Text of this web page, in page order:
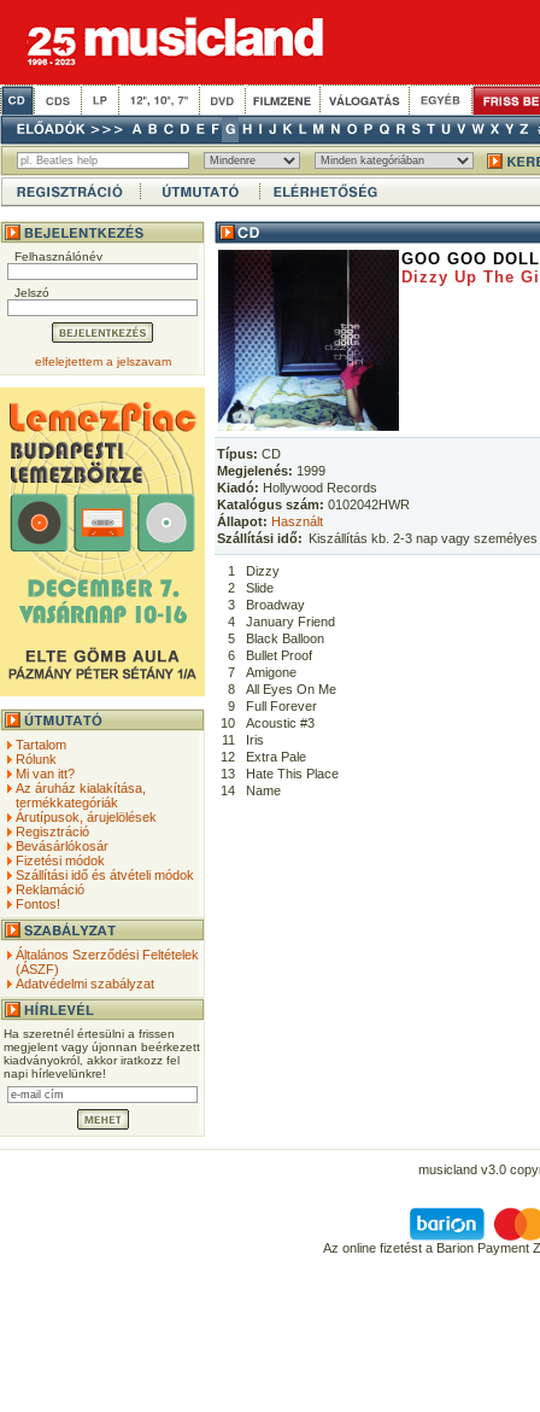
Felhasználónév
Jelszó
elfelejtettem a jelszavam
Tartalom
Rólunk
Mi van itt?
Az áruház kialakítása,
termékkategóriák
Árutípusok, árujelölések
Regisztráció
Bevásárlókosár
Fizetési módok
Szállítási idő és átvételi módok
Reklamáció
Fontos!
Általános Szerződési Feltételek
(ÁSZF)
Adatvédelmi szabályzat
Ha szeretnél értesülni a frissen
megjelent vagy újonnan beérkezett
kiadványokról, akkor iratkozz fel
napi hírlevelünkre!
GOO GOO
Dizzy Up The
Típus: CD
Megjelenés: 1999
Kiadó: Hollywood Records
Katalógus szám: 0102042HWR
Állapot: Használt
Szállítási idő: Kiszállítás kb. 2-3 nap vagy
1
Dizzy
2
Slide
3
Broadway
4
January Friend
5
Black Balloon
6
Bullet Proof
7
Amigone
8
All Eyes On Me
9
Full Forever
10
Acoustic #3
11
Iris
12
Extra Pale
13
Hate This Place
14
Name
musicland v3.0
Az online fizetést a Barion Payment